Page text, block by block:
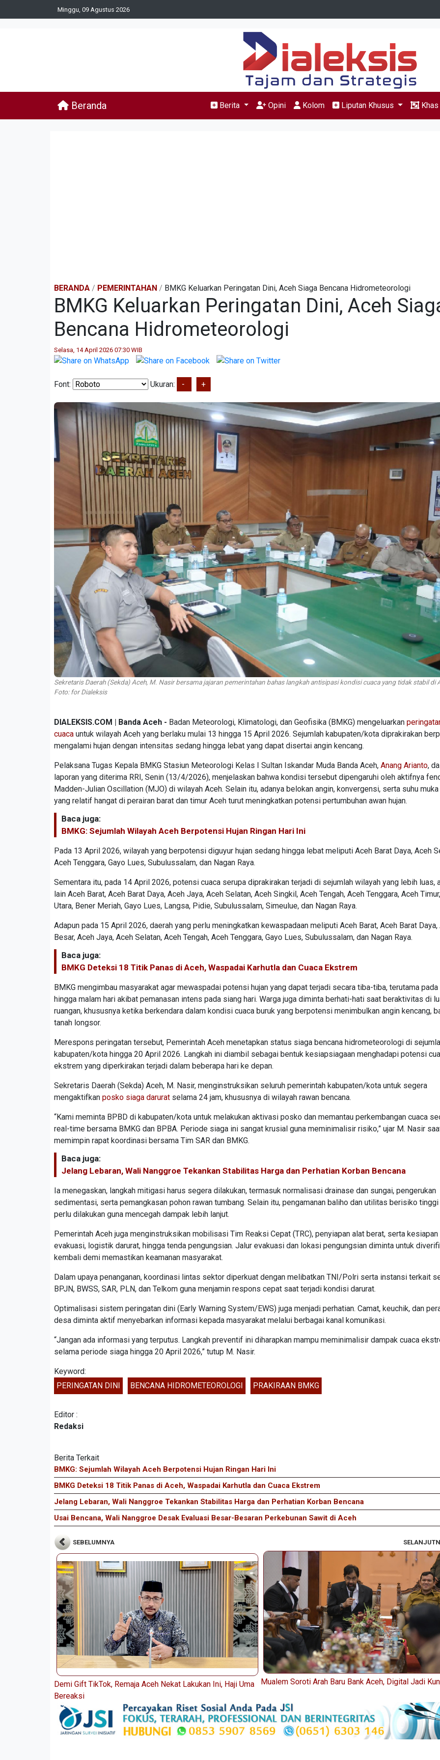
Minggu, 09 Agustus 2026
Beranda Berita Opini Kolom Liputan Khusus Khas
BERANDA / PEMERINTAHAN / BMKG Keluarkan Peringatan Dini, Aceh Siaga Bencana Hidrometeorologi
BMKG Keluarkan Peringatan Dini, Aceh
Bencana Hidrometeorologi
Selasa, 14 April 2026 07:30 WIB
Font: Ukuran: - +
Sekretaris Daerah (Sekda) Aceh, M. Nasir bersama jajaran pemerintahan bahas langkah antisipasi kondisi cuaca yang tidak stabil di
Foto: for Dialeksis
DIALEKSIS.COM | Banda Aceh - Badan Meteorologi, Klimatologi, dan Geofisika (BMKG) mengeluarkan
cuaca untuk wilayah Aceh yang berlaku mulai 13 hingga 15 April 2026. Sejumlah kabupaten/kota diprakirakan
mengalami hujan dengan intensitas sedang hingga lebat yang dapat disertai angin kencang.
Pelaksana Tugas Kepala BMKG Stasiun Meteorologi Kelas I Sultan Iskandar Muda Banda Aceh, Anang Arianto,
laporan yang diterima RRI, Senin (13/4/2026), menjelaskan bahwa kondisi tersebut dipengaruhi oleh aktifnya
Madden-Julian Oscillation (MJO) di wilayah Aceh. Selain itu, adanya belokan angin, konvergensi, serta suhu
yang relatif hangat di perairan barat dan timur Aceh turut meningkatkan potensi pertumbuhan awan hujan.
Baca juga:
BMKG: Sejumlah Wilayah Aceh Berpotensi Hujan Ringan Hari Ini
Pada 13 April 2026, wilayah yang berpotensi diguyur hujan sedang hingga lebat meliputi Aceh Barat Daya, Aceh
Aceh Tenggara, Gayo Lues, Subulussalam, dan Nagan Raya.
Sementara itu, pada 14 April 2026, potensi cuaca serupa diprakirakan terjadi di sejumlah wilayah yang lebih luas,
lain Aceh Barat, Aceh Barat Daya, Aceh Jaya, Aceh Selatan, Aceh Singkil, Aceh Tengah, Aceh Tenggara, Aceh
Utara, Bener Meriah, Gayo Lues, Langsa, Pidie, Subulussalam, Simeulue, dan Nagan Raya.
Adapun pada 15 April 2026, daerah yang perlu meningkatkan kewaspadaan meliputi Aceh Barat, Aceh Barat Daya,
Besar, Aceh Jaya, Aceh Selatan, Aceh Tengah, Aceh Tenggara, Gayo Lues, Subulussalam, dan Nagan Raya.
Baca juga:
BMKG Deteksi 18 Titik Panas di Aceh, Waspadai Karhutla dan Cuaca Ekstrem
BMKG mengimbau masyarakat agar mewaspadai potensi hujan yang dapat terjadi secara tiba-tiba, terutama
hingga malam hari akibat pemanasan intens pada siang hari. Warga juga diminta berhati-hati saat beraktivitas di
ruangan, khususnya ketika berkendara dalam kondisi cuaca buruk yang berpotensi menimbulkan angin kencang,
tanah longsor.
Merespons peringatan tersebut, Pemerintah Aceh menetapkan status siaga bencana hidrometeorologi di
kabupaten/kota hingga 20 April 2026. Langkah ini diambil sebagai bentuk kesiapsiagaan menghadapi potensi
ekstrem yang diperkirakan terjadi dalam beberapa hari ke depan.
Sekretaris Daerah (Sekda) Aceh, M. Nasir, menginstruksikan seluruh pemerintah kabupaten/kota untuk segera
mengaktifkan posko siaga darurat selama 24 jam, khususnya di wilayah rawan bencana.
“Kami meminta BPBD di kabupaten/kota untuk melakukan aktivasi posko dan memantau perkembangan cuaca
real-time bersama BMKG dan BPBA. Periode siaga ini sangat krusial guna meminimalisir risiko,” ujar M. Nasir
memimpin rapat koordinasi bersama Tim SAR dan BMKG.
Baca juga:
Jelang Lebaran, Wali Nanggroe Tekankan Stabilitas Harga dan Perhatian Korban Bencana
Ia menegaskan, langkah mitigasi harus segera dilakukan, termasuk normalisasi drainase dan sungai, pengerukan
sedimentasi, serta pemangkasan pohon rawan tumbang. Selain itu, pengamanan baliho dan utilitas berisiko tinggi
perlu dilakukan guna mencegah dampak lebih lanjut.
Pemerintah Aceh juga menginstruksikan mobilisasi Tim Reaksi Cepat (TRC), penyiapan alat berat, serta kesiapan
evakuasi, logistik darurat, hingga tenda pengungsian. Jalur evakuasi dan lokasi pengungsian diminta untuk
kembali demi memastikan keamanan masyarakat.
Dalam upaya penanganan, koordinasi lintas sektor diperkuat dengan melibatkan TNI/Polri serta instansi terkait
BPJN, BWSS, SAR, PLN, dan Telkom guna menjamin respons cepat saat terjadi kondisi darurat.
Optimalisasi sistem peringatan dini (Early Warning System/EWS) juga menjadi perhatian. Camat, keuchik, dan
desa diminta aktif menyebarkan informasi kepada masyarakat melalui berbagai kanal komunikasi.
“Jangan ada informasi yang terputus. Langkah preventif ini diharapkan mampu meminimalisir dampak cuaca
selama periode siaga hingga 20 April 2026,” tutup M. Nasir.
Keyword:
PERINGATAN DINI
BENCANA HIDROMETEOROLOGI PRAKIRAAN BMKG
Editor :
Redaksi
Berita Terkait
BMKG: Sejumlah Wilayah Aceh Berpotensi Hujan Ringan Hari Ini
BMKG Deteksi 18 Titik Panas di Aceh, Waspadai Karhutla dan Cuaca Ekstrem
Jelang Lebaran, Wali Nanggroe Tekankan Stabilitas Harga dan Perhatian Korban Bencana
Usai Bencana, Wali Nanggroe Desak Evaluasi Besar-Besaran Perkebunan Sawit di Aceh
SEBELUMNYA
Demi Gift TikTok, Remaja Aceh Nekat Lakukan Ini, Haji Uma
Bereaksi
Mualem Soroti Arah Baru Bank Aceh, Digital Jadi